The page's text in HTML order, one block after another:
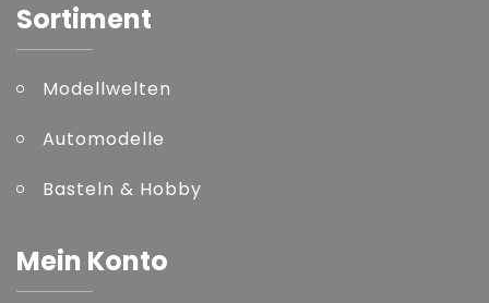
Sortiment
Modellwelten
Automodelle
Basteln & Hobby
Mein Konto